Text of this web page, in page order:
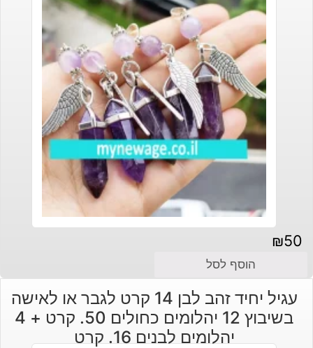
₪50
הוסף לסל
עגיל יחיד זהב לבן 14 קרט לגבר או לאישה
בשיבוץ 12 יהלומים כחולים 50. קרט + 4
יהלומים לבנים 16. קרט